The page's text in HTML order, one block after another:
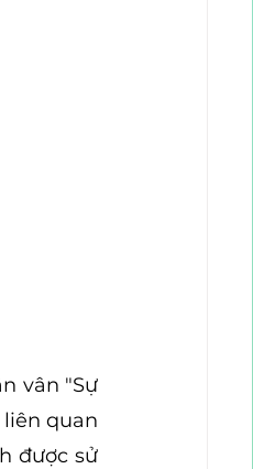
vân "Sự
quan
được sử